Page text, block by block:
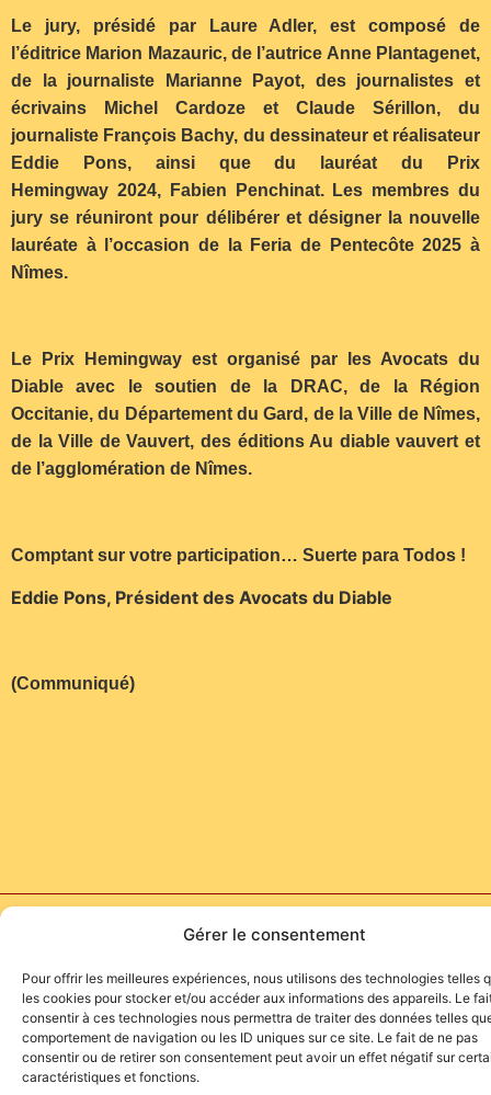
Gérer le consentement
Pour offrir les meilleures expériences, nous utilisons des technologies telles
les cookies pour stocker et/ou accéder aux informations des appareils. Le
consentir à ces technologies nous permettra de traiter des données telles
comportement de navigation ou les ID uniques sur ce site. Le fait de ne pas
consentir ou de retirer son consentement peut avoir un effet négatif sur
caractéristiques et fonctions.
Le jury, présidé par Laure Adler, est composé de
l’éditrice Marion Mazauric, de l’autrice Anne Plantagenet,
de la journaliste Marianne Payot, des journalistes et
écrivains Michel Cardoze et Claude Sérillon, du
journaliste François Bachy, du dessinateur et réalisateur
Eddie Pons, ainsi que du lauréat du Prix
Hemingway 2024, Fabien Penchinat. Les membres du
jury se réuniront pour délibérer et désigner la nouvelle
lauréate à l’occasion de la Feria de Pentecôte 2025 à
Nîmes.
Le Prix Hemingway est organisé par les Avocats du
Diable avec le soutien de la DRAC, de la Région
Occitanie, du Département du Gard, de la Ville de Nîmes,
de la Ville de Vauvert, des éditions Au diable vauvert et
de l’agglomération de Nîmes.
Comptant sur votre participation… Suerte para Todos !
Eddie Pons, Président des Avocats du Diable
(Communiqué)
Site de l'association TOROFIESTA